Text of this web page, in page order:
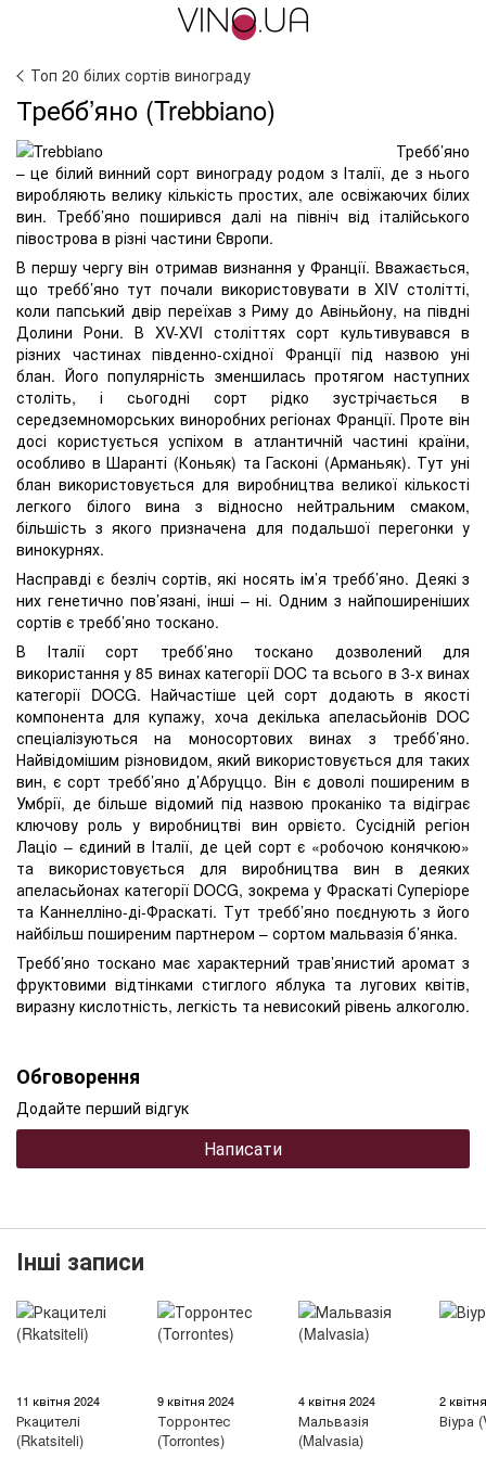
Топ 20 білих сортів винограду
Требб’яно (Trebbiano)
Требб’яно
– це білий винний сорт винограду родом з Італії, де з нього
виробляють велику кількість простих, але освіжаючих білих
вин. Требб’яно поширився далі на північ від італійського
півострова в різні частини Європи.
В першу чергу він отримав визнання у Франції. Вважається,
що требб’яно тут почали використовувати в XIV столітті,
коли папський двір переїхав з Риму до Авіньйону, на півдні
Долини Рони. В XV-XVI століттях сорт культивувався в
різних частинах південно-східної Франції під назвою уні
блан. Його популярність зменшилась протягом наступних
століть, і сьогодні сорт рідко зустрічається в
середземноморських виноробних регіонах Франції. Проте він
досі користується успіхом в атлантичній частині країни,
особливо в Шаранті (Коньяк) та Гасконі (Арманьяк). Тут уні
блан використовується для виробництва великої кількості
легкого білого вина з відносно нейтральним смаком,
більшість з якого призначена для подальшої перегонки у
винокурнях.
Насправді є безліч сортів, які носять ім’я требб’яно. Деякі з
них генетично пов’язані, інші – ні. Одним з найпоширеніших
сортів є требб’яно тоскано.
В Італії сорт требб’яно тоскано дозволений для
використання у 85 винах категорії DOC та всього в 3-х винах
категорії DOCG. Найчастіше цей сорт додають в якості
компонента для купажу, хоча декілька апеласьйонів DOC
спеціалізуються на моносортових винах з требб’яно.
Найвідомішим різновидом, який використовується для таких
вин, є сорт требб’яно д’Абруццо. Він є доволі поширеним в
Умбрії, де більше відомий під назвою проканіко та відіграє
ключову роль у виробництві вин орвієто. Сусідній регіон
Лаціо – єдиний в Італії, де цей сорт є «робочою конячкою»
та використовується для виробництва вин в деяких
апеласьйонах категорії DOCG, зокрема у Фраскаті Суперіоре
та Каннелліно-ді-Фраскаті. Тут требб’яно поєднують з його
найбільш поширеним партнером – сортом мальвазія б’янка.
Требб’яно тоскано має характерний трав’янистий аромат з
фруктовими відтінками стиглого яблука та лугових квітів,
виразну кислотність, легкість та невисокий рівень алкоголю.
Обговорення
Додайте перший відгук
Написати
Інші записи
11 квітня 2024
Ркацителі
(Rkatsiteli)
9 квітня 2024
Торронтес
(Torrontes)
4 квітня 2024
Мальвазія
(Malvasia)
2
Віура